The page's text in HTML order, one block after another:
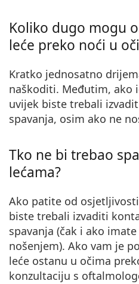
Koliko dugo mogu
leće preko noći u
Kratko jednosatno
naškoditi. Međutim, ako
uvijek biste trebali
spavanja, osim ako ne
Tko ne bi trebao
lećama?
Ako patite od
biste trebali izvaditi
spavanja (čak i ako
nošenjem). Ako vam je
leće ostanu u očima
konzultaciju s